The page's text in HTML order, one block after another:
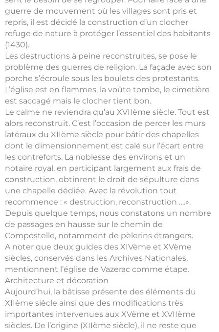
guerre de mouvement où les villages sont pris et
repris, il est décidé la construction d’un clocher
refuge de nature à protéger l’essentiel des habitants
(1430).
Les destructions à peine reconstruites, se pose le
problème des guerres de religion. La façade avec son
porche s’écroule sous les boulets des protestants.
L’église est en flammes, la voûte tombe, le cimetière
est saccagé mais le clocher tient bon.
Le calme ne reviendra qu’au XVIIème siècle. Tout est
alors reconstruit. C’est l’occasion de percer les murs
latéraux du XIIème siècle pour bâtir des chapelles
dont le dimensionnement est calé sur l’écart entre
les contreforts. La noblesse des environs et un
notaire royal, en participant largement aux frais de
construction, obtinrent le droit de sépulture dans
une chapelle dédiée. Avec la révolution tout
recommence : « destruction, reconstruction ….».
Depuis quelque temps, nous constatons un nombre
de passages en hausse sur le chemin de
Compostelle, notamment de pèlerins étrangers.
A noter que deux guides des XIVème et XVème
siècles, conservés dans les Archives Nationales,
mentionnent l’église de Vazerac comme étape.
Architecture et décoration
Aujourd’hui, la bâtisse présente des éléments du
XIIème siècle ainsi que des modifications très
importantes intervenues aux XVème et XVIIème
siècles. De l’origine (XIIème siècle), il ne reste que